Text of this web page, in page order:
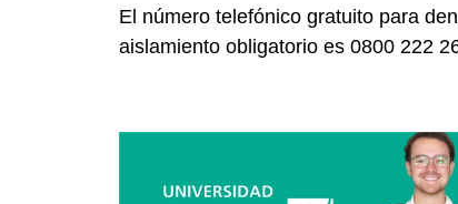
El número telefónico gratuito para
aislamiento obligatorio es 0800 222